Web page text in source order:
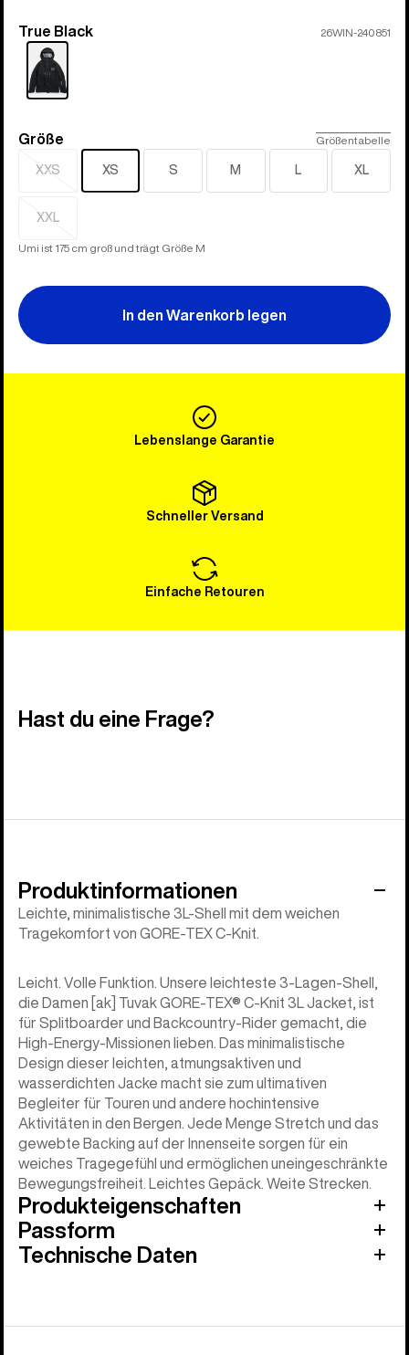
Farbe
True Black 26WIN-240851
Größe
Größe Größentabelle
XXS
Ausverkauft
XS S M L XL
XXL
Ausverkauft
Umi ist 175 cm groß und trägt Größe M
In den Warenkorb legen
Lebenslange Garantie
Schneller Versand
Einfache Retouren
Hast du eine Frage?
Produktinformationen
Leichte, minimalistische 3L-Shell mit dem weichen
Tragekomfort von GORE-TEX C-Knit.
Leicht. Volle Funktion. Unsere leichteste 3-Lagen-Shell,
die Damen [ak] Tuvak GORE-TEX® C-Knit 3L Jacket, ist
für Splitboarder und Backcountry-Rider gemacht, die
High-Energy-Missionen lieben. Das minimalistische
Design dieser leichten, atmungsaktiven und
wasserdichten Jacke macht sie zum ultimativen
Begleiter für Touren und andere hochintensive
Aktivitäten in den Bergen. Jede Menge Stretch und das
gewebte Backing auf der Innenseite sorgen für ein
weiches Tragegefühl und ermöglichen uneingeschränkte
Bewegungsfreiheit. Leichtes Gepäck. Weite Strecken.
Produkteigenschaften
Passform
Technische Daten